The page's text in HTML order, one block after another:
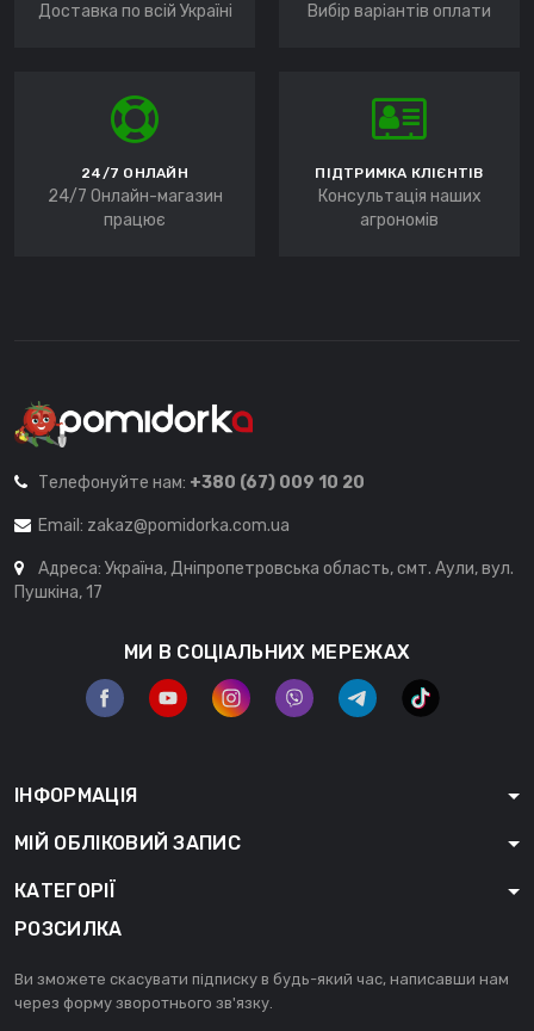
Доставка по всій Україні Вибір варіантів оплати
24/7 ОНЛАЙН
24/7 Онлайн-магазин
працює
ПІДТРИМКА КЛІЄНТІВ
Консультація наших
агрономів
Телефонуйте нам: +380 (67) 009 10 20
Email: zakaz@pomidorka.com.ua
Адреса: Україна, Дніпропетровська область, смт. Аули, вул.
Пушкіна, 17
МИ В СОЦІАЛЬНИХ МЕРЕЖАХ
ІНФОРМАЦІЯ
МІЙ ОБЛІКОВИЙ ЗАПИС
КАТЕГОРІЇ
РОЗСИЛКА
Ви зможете скасувати підписку в будь-який час, написавши нам
через форму зворотнього зв'язку.